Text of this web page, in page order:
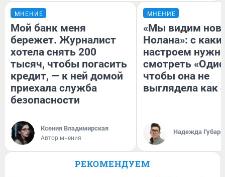
МНЕНИЕ
Мой банк меня
бережет. Журналист
хотела снять 200
тысяч, чтобы погасить
кредит, — к ней домой
приехала служба
безопасности
Ксения Владимирская
Автор мнения
МНЕНИЕ
«Мы видим
Нолана»: с
настроем
смотреть
чтобы она не
выглядела как
Надежда Губарь
РЕКОМЕНДУЕМ